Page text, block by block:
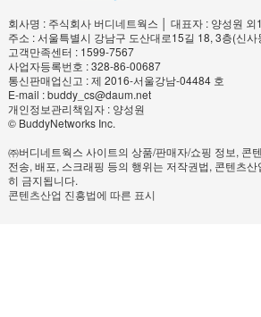
회사명 : 주식회사 버디네트웍스 │ 대표자 : 양성원 외
주소 : 서울특별시 강남구 도산대로15길 18, 3층(신사
고객만족센터 : 1599-7567
사업자등록번호 : 328-86-00687
통신판매업신고 : 제 2016-서울강남-04484 호
E-mail : buddy_cs@daum.net
개인정보관리책임자 : 양성원
© BuddyNetworks Inc.
㈜버디네트웍스 사이트의 상품/판매자/쇼핑 정보, 콘
전송, 배포, 스크래핑 등의 행위는 저작권법, 콘텐츠
히 금지됩니다.
콘텐츠산업 진흥법에 따른 표시